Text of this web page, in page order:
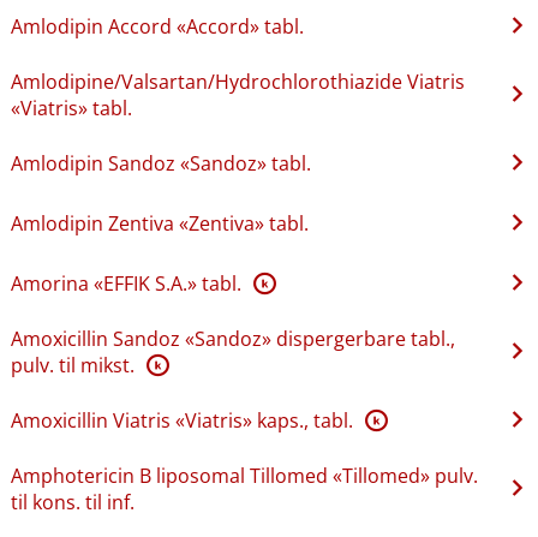
Amlodipin Accord «Accord» tabl.
Amlodipine​/​Valsartan​/​Hydrochlorothiazide Viatris
«Viatris» tabl.
Amlodipin Sandoz «Sandoz» tabl.
Amlodipin Zentiva «Zentiva» tabl.
Amorina «EFFIK S.A.» tabl. K
Amoxicillin Sandoz «Sandoz» dispergerbare tabl.,
pulv. til mikst. K
Amoxicillin Viatris «Viatris» kaps., tabl. K
Amphotericin B liposomal Tillomed «Tillomed» pulv.
til kons. til inf.